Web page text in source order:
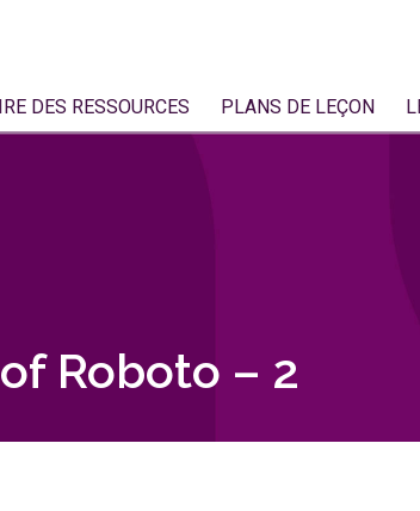
DES RESSOURCES PLANS DE LEÇON
Roboto – 2